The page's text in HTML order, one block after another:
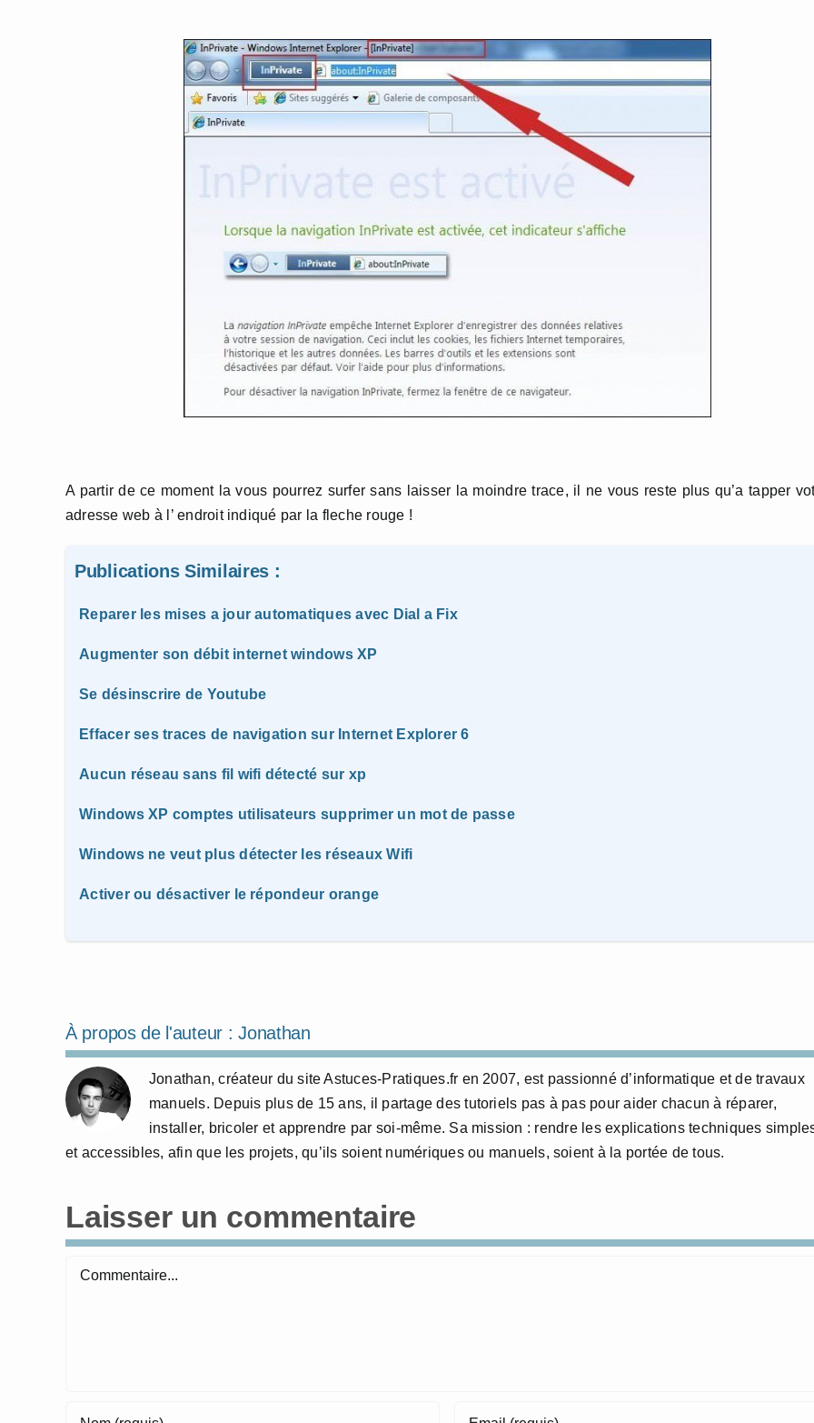
A partir de ce moment la vous pourrez surfer sans laisser la moindre trace, il ne vous reste plus qu’a tapper
adresse web à l’ endroit indiqué par la fleche rouge !
Publications Similaires :
Reparer les mises a jour automatiques avec Dial a Fix
Augmenter son débit internet windows XP
Se désinscrire de Youtube
Effacer ses traces de navigation sur Internet Explorer 6
Aucun réseau sans fil wifi détecté sur xp
Windows XP comptes utilisateurs supprimer un mot de passe
Windows ne veut plus détecter les réseaux Wifi
Activer ou désactiver le répondeur orange
À propos de l'auteur :Jonathan
Jonathan, créateur du site Astuces-Pratiques.fr en 2007, est passionné d’informatique et de travaux
manuels. Depuis plus de 15 ans, il partage des tutoriels pas à pas pour aider chacun à réparer,
installer, bricoler et apprendre par soi-même. Sa mission : rendre les explications techniques
et accessibles, afin que les projets, qu’ils soient numériques ou manuels, soient à la portée de tous.
Laisser un commentaire
Commentaire